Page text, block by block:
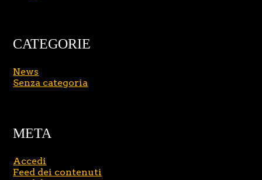
CATEGORIE
News
Senza categoria
META
Accedi
Feed dei contenuti